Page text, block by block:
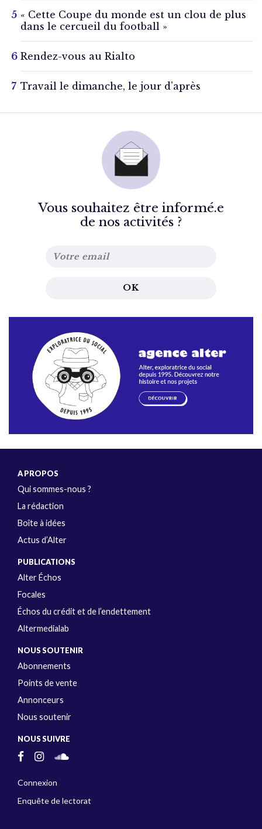
« Cette Coupe du monde est un clou de plus
dans le cercueil du football »
Rendez-vous au Rialto
Travail le dimanche, le jour d’après
Vous souhaitez être informé.e
de nos activités ?
A PROPOS
Qui sommes-nous ?
La rédaction
Boîte à idées
Actus d’Alter
PUBLICATIONS
Alter Échos
Focales
Échos du crédit et de l’endettement
Altermedialab
NOUS SOUTENIR
Abonnements
Points de vente
Annonceurs
Nous soutenir
NOUS SUIVRE
Connexion
Enquête de lectorat